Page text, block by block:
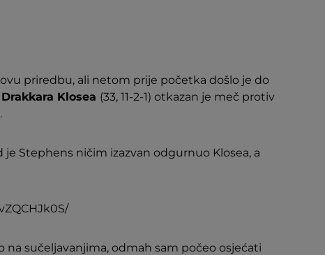
priredbu, ali netom prije početka došlo je do
Drakkara Klosea (33, 11-2-1) otkazan je meč protiv
je Stephens ničim izazvan odgurnuo Klosea, a
sučeljavanjima, odmah sam počeo osjećati